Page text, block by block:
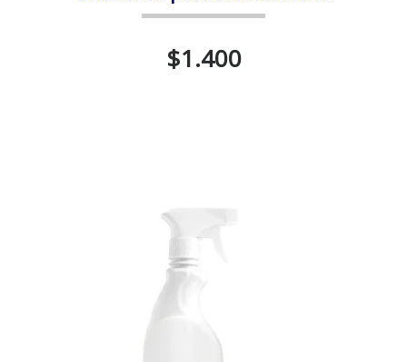
$1.400